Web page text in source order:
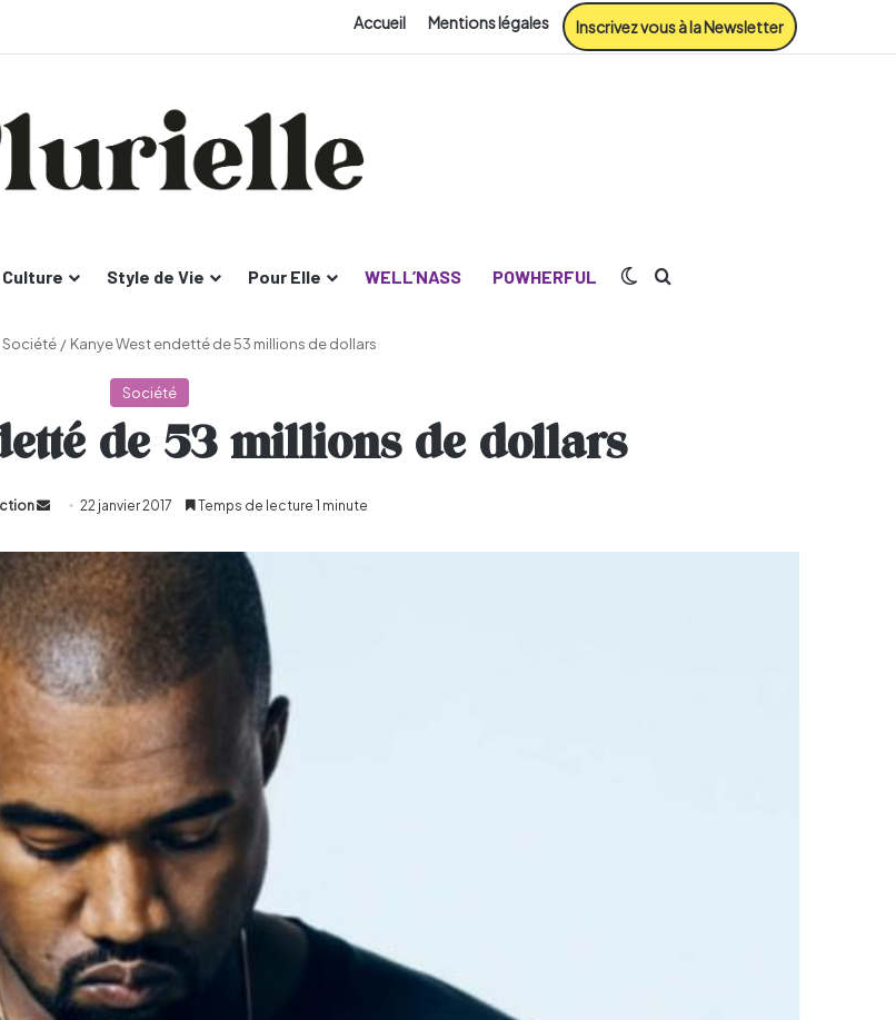
Accueil Mentions légales Inscrivez vous à la Newsletter
Culture Style de Vie Pour Elle WELL’NASS POWHERFUL Switch skin
Société / Kanye West endetté de 53 millions de dollars
Société
de 53 millions de dollars
Envoyer
courriel
22 janvier 2017 Temps de lecture 1 minute